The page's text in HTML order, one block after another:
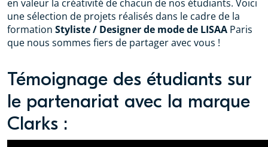
en valeur la créativité de chacun de nos étudiants. Voici
une sélection de projets réalisés dans le cadre de la
formation Styliste / Designer de mode de LISAA Paris
que nous sommes fiers de partager avec vous !
Témoignage des étudiants sur
le partenariat avec la marque
Clarks :